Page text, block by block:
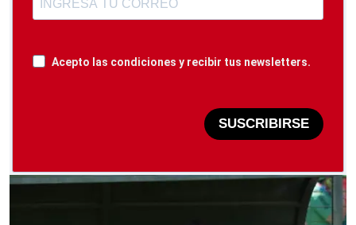
Acepto las condiciones y recibir tus newsletters.
SUSCRIBIRSE